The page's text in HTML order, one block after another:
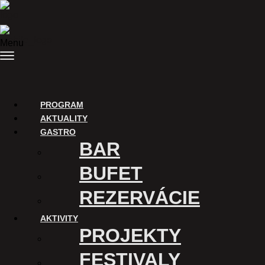
Preskočiť na obsah
Menu
PROGRAM
AKTUALITY
GASTRO
BAR
BUFET
REZERVÁCIE
AKTIVITY
PROJEKTY
FESTIVALY